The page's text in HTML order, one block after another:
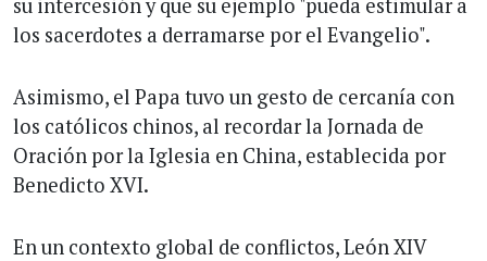
su intercesión y que su ejemplo "pueda estimular a
los sacerdotes a derramarse por el Evangelio".
Asimismo, el Papa tuvo un gesto de cercanía con
los católicos chinos, al recordar la Jornada de
Oración por la Iglesia en China, establecida por
Benedicto XVI.
En un contexto global de conflictos, León XIV